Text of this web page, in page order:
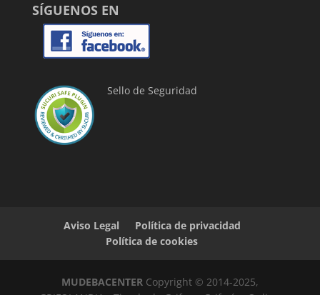
SÍGUENOS EN
Sello de Seguridad
Aviso Legal
Política de privacidad
Política de cookies
MUDEBACENTERCopyright © 2014-2025,